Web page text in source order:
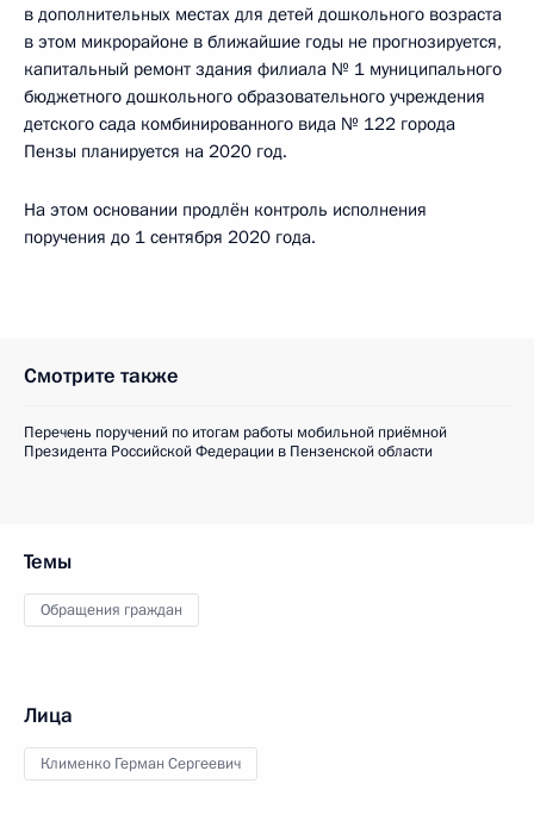
в дополнительных местах для детей дошкольного возраста
в этом микрорайоне в ближайшие годы не прогнозируется,
капитальный ремонт здания филиала № 1 муниципального
бюджетного дошкольного образовательного учреждения
детского сада комбинированного вида № 122 города
Пензы планируется на 2020 год.
На этом основании продлён контроль исполнения
поручения до 1 сентября 2020 года.
Смотрите также
Перечень поручений по итогам работы мобильной приёмной
Президента Российской Федерации в Пензенской области
Темы
Обращения граждан
Лица
Клименко Герман Сергеевич